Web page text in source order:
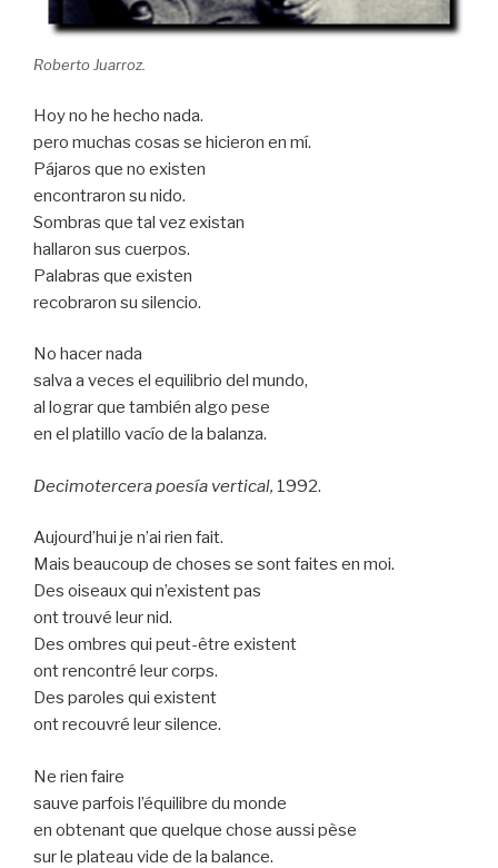
Roberto Juarroz.
Hoy no he hecho nada.
pero muchas cosas se hicieron en mí.
Pájaros que no existen
encontraron su nido.
Sombras que tal vez existan
hallaron sus cuerpos.
Palabras que existen
recobraron su silencio.
No hacer nada
salva a veces el equilibrio del mundo,
al lograr que también algo pese
en el platillo vacío de la balanza.
Decimotercera poesía vertical, 1992.
Aujourd’hui je n’ai rien fait.
Mais beaucoup de choses se sont faites en moi.
Des oiseaux qui n’existent pas
ont trouvé leur nid.
Des ombres qui peut-être existent
ont rencontré leur corps.
Des paroles qui existent
ont recouvré leur silence.
Ne rien faire
sauve parfois l’équilibre du monde
en obtenant que quelque chose aussi pèse
sur le plateau vide de la balance.